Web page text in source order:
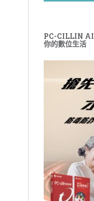
PC-CILLIN AI
你的數位生活